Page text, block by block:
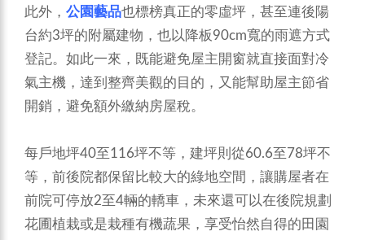
此外， 公園藝品也標榜真正的零虛坪，甚至連後陽
台約3坪的附屬建物，也以降板90cm寬的雨遮方式
登記。如此一來，既能避免屋主開窗就直接面對冷
氣主機，達到整齊美觀的目的，又能幫助屋主節省
開銷，避免額外繳納房屋稅。
每戶地坪40至116坪不等，建坪則從60.6至78坪不
等，前後院都保留比較大的綠地空間，讓購屋者在
前院可停放2至4輛的轎車，未來還可以在後院規劃
花圃植栽或是栽種有機蔬果，享受怡然自得的田園